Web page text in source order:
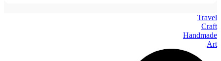
Travel
Craft
Handmade
Art